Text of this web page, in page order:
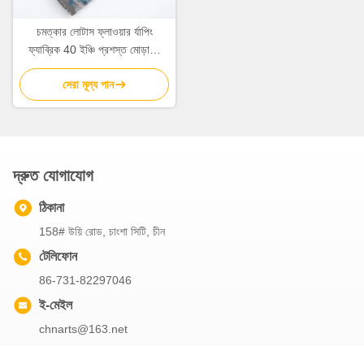
চমত্কার লোটাস ফ্লাওয়ার র্যাপিং
ফ্যাব্রিক 40 ইঞ্চি প্রশস্ত মোড়ানো
কাগজ
সেরা মূল্য পান
দ্রুত যোগাযোগ
ঠিকানা
158# উয়ি রোড, চাংশা সিটি, চীন
টেলিফোন
86-731-82297046
ই-মেইল
chnarts@163.net